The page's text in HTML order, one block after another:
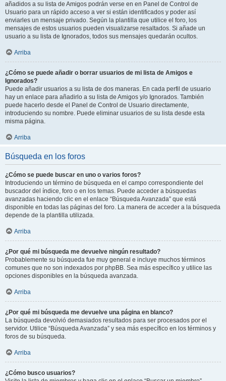
añadidos a su lista de Amigos podrán verse en en Panel de Control de
Usuario para un rápido acceso a ver si están identificados y poder así
enviarles un mensaje privado. Según la plantilla que utilice el foro, los
mensajes de estos usuarios pueden visualizarse resaltados. Si añade un
usuario a su lista de Ignorados, todos sus mensajes quedarán ocultos.
Arriba
¿Cómo se puede añadir o borrar usuarios de mi lista de Amigos e
Ignorados?
Puede añadir usuarios a su lista de dos maneras. En cada perfil de usuario
hay un enlace para añadirlo a su lista de Amigos y/o Ignorados. También
puede hacerlo desde el Panel de Control de Usuario directamente,
introduciendo su nombre. Puede eliminar usuarios de su lista desde esta
misma página.
Arriba
Búsqueda en los foros
¿Cómo se puede buscar en uno o varios foros?
Introduciendo un término de búsqueda en el campo correspondiente del
buscador del índice, foro o en los temas. Puede acceder a búsquedas
avanzadas haciendo clic en el enlace “Búsqueda Avanzada” que está
disponible en todas las páginas del foro. La manera de acceder a la búsqueda
depende de la plantilla utilizada.
Arriba
¿Por qué mi búsqueda me devuelve ningún resultado?
Probablemente su búsqueda fue muy general e incluye muchos términos
comunes que no son indexados por phpBB. Sea más específico y utilice las
opciones disponibles en la búsqueda avanzada.
Arriba
¿Por qué mi búsqueda me devuelve una página en blanco?
La búsqueda devolvió demasiados resultados para ser procesados por el
servidor. Utilice “Búsqueda Avanzada” y sea más específico en los términos y
foros de su búsqueda.
Arriba
¿Cómo busco usuarios?